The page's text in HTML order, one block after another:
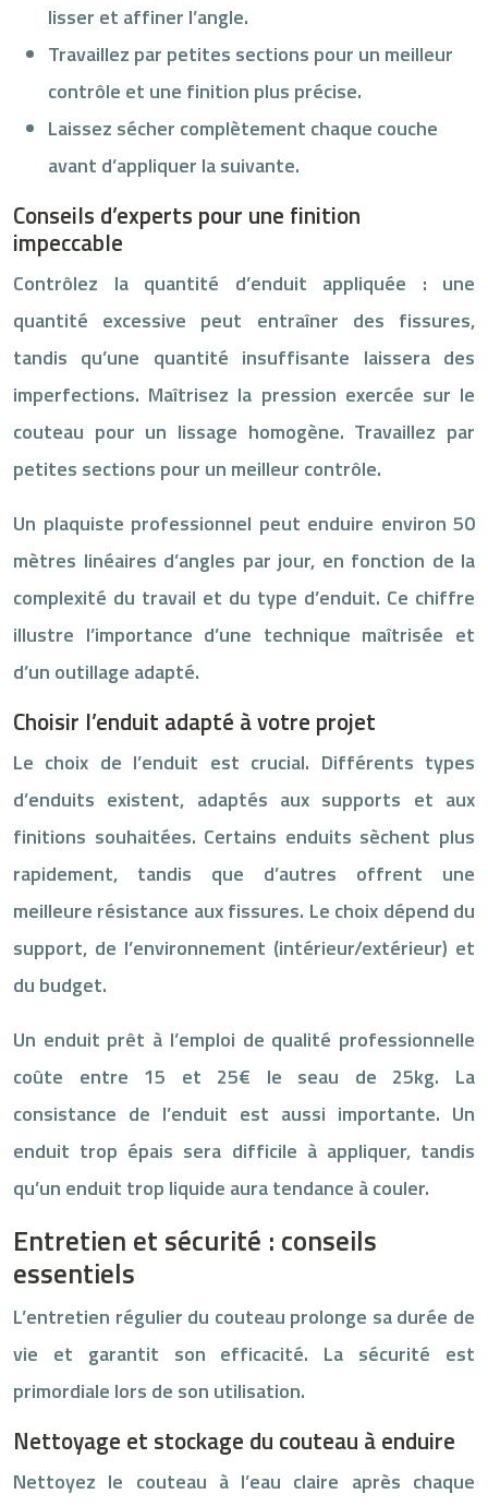
lisser et affiner l’angle.
Travaillez par petites sections pour un meilleur
contrôle et une finition plus précise.
Laissez sécher complètement chaque couche
avant d’appliquer la suivante.
Conseils d’experts pour une finition
impeccable
Contrôlez la quantité d’enduit appliquée : une
quantité excessive peut entraîner des fissures,
tandis qu’une quantité insuffisante laissera des
imperfections. Maîtrisez la pression exercée sur le
couteau pour un lissage homogène. Travaillez par
petites sections pour un meilleur contrôle.
Un plaquiste professionnel peut enduire environ 50
mètres linéaires d’angles par jour, en fonction de la
complexité du travail et du type d’enduit. Ce chiffre
illustre l’importance d’une technique maîtrisée et
d’un outillage adapté.
Choisir l’enduit adapté à votre projet
Le choix de l’enduit est crucial. Différents types
d’enduits existent, adaptés aux supports et aux
finitions souhaitées. Certains enduits sèchent plus
rapidement, tandis que d’autres offrent une
meilleure résistance aux fissures. Le choix dépend du
support, de l’environnement (intérieur/extérieur) et
du budget.
Un enduit prêt à l’emploi de qualité professionnelle
coûte entre 15 et 25€ le seau de 25kg. La
consistance de l’enduit est aussi importante. Un
enduit trop épais sera difficile à appliquer, tandis
qu’un enduit trop liquide aura tendance à couler.
Entretien et sécurité : conseils
essentiels
L’entretien régulier du couteau prolonge sa durée de
vie et garantit son efficacité. La sécurité est
primordiale lors de son utilisation.
Nettoyage et stockage du couteau à enduire
Nettoyez le couteau à l’eau claire après chaque